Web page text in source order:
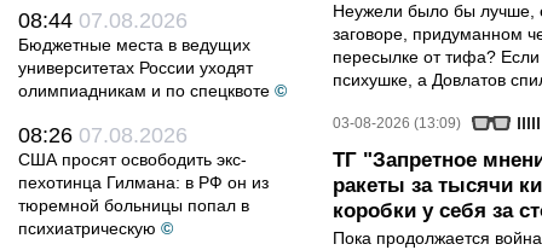
08:44 07.08.2026
Бюджетные места в ведущих
университетах России уходят
олимпиадникам и по спецквоте ©
08:26 07.08.2026
США просят освободить экс-
пехотинца Гилмана: в РФ он из
тюремной больницы попал в
психиатрическую ©
Неужели было бы лучше,
заговоре, придуманном
пересылке от тифа?
психушке, а Довлатов
03-08-2026 (13:09)
ТГ "Запретное
ракеты за тысячи
коробки у себя за
Пока продолжается